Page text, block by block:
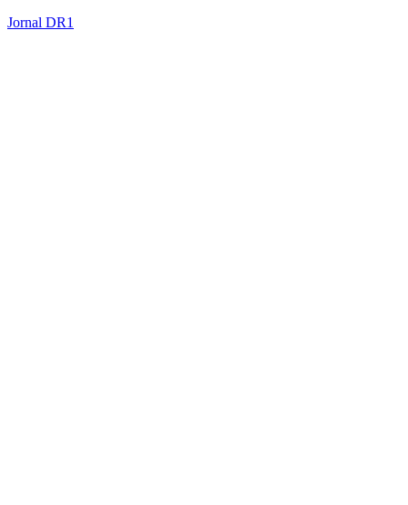
Jornal DR1